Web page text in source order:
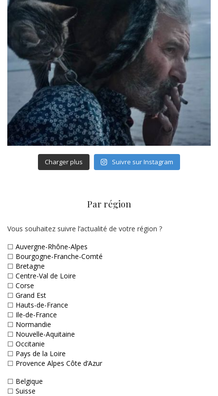
Charger plus Suivre sur Instagram
Par région
Vous souhaitez suivre l’actualité de votre région ?
☐ Auvergne-Rhône-Alpes
☐ Bourgogne-Franche-Comté
☐ Bretagne
☐ Centre-Val de Loire
☐ Corse
☐ Grand Est
☐ Hauts-de-France
☐ Ile-de-France
☐ Normandie
☐ Nouvelle-Aquitaine
☐ Occitanie
☐ Pays de la Loire
☐ Provence Alpes Côte d’Azur
☐ Belgique
☐ Suisse